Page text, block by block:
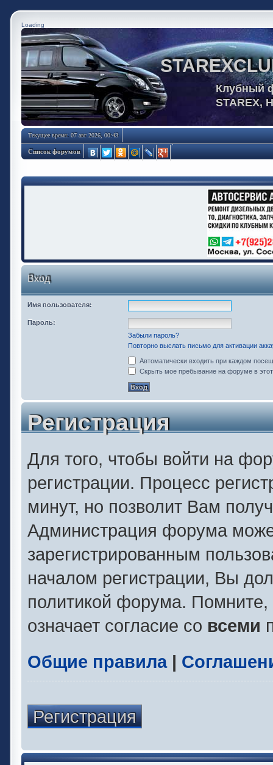
Loading
Клубный
STAREX,
Текущее время: 07 авг 2026, 00:43
Список форумов
Вход
Имя пользователя:
Пароль:
Забыли пароль?
Повторно выслать письмо для активации
Автоматически входить при каждом
Скрыть мое пребывание на форуме в
Регистрация
Для того, чтобы войти на
регистрации. Процесс
минут, но позволит Вам
Администрация форума
зарегистрированным
началом регистрации, Вы
политикой форума.
означает согласие со всеми
Общие правила|
Регистрация